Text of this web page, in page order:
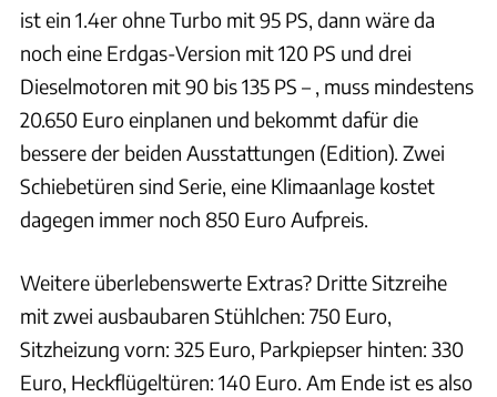
ist ein 1.4er ohne Turbo mit 95 PS, dann wäre da
noch eine Erdgas-Version mit 120 PS und drei
Dieselmotoren mit 90 bis 135 PS – , muss mindestens
20.650 Euro einplanen und bekommt dafür die
bessere der beiden Ausstattungen (Edition). Zwei
Schiebetüren sind Serie, eine Klimaanlage kostet
dagegen immer noch 850 Euro Aufpreis.
Weitere überlebenswerte Extras? Dritte Sitzreihe
mit zwei ausbaubaren Stühlchen: 750 Euro,
Sitzheizung vorn: 325 Euro, Parkpiepser hinten: 330
Euro, Heckflügeltüren: 140 Euro. Am Ende ist es also